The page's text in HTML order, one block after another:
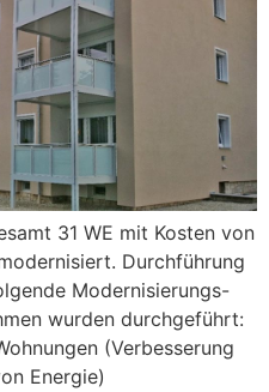
31 WE mit Kosten von
Durchführung
Modernisierungs-
wurden durchgeführt:
(Verbesserung
Energie)